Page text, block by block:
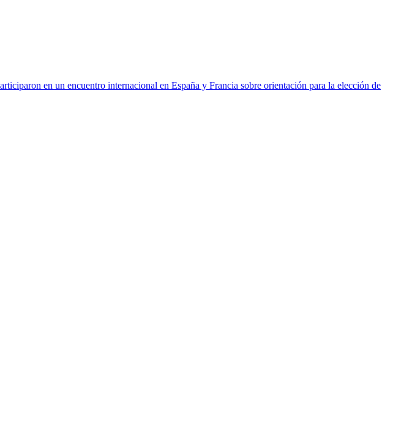
en un encuentro internacional en España y Francia sobre orientación para la elección de